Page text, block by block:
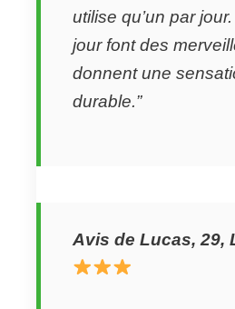
utilise qu’un par
jour font des
donnent une
durable.”
Avis de Lucas, 29,